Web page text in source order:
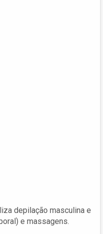
depilação masculina e
e massagens.